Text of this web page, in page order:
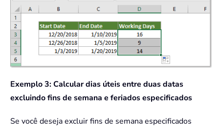
Exemplo 3: Calcular dias úteis entre duas datas
excluindo fins de semana e feriados especificados
Se você deseja excluir fins de semana especificados